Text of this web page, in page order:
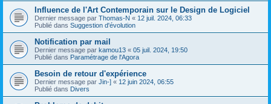
Influence de l'Art Contemporain sur le Design de Logiciel
Dernier message par Thomas-N « 12 juil. 2024, 06:33
Publié dans Suggestion d'évolution
Notification par mail
Dernier message par kamou13 « 05 juil. 2024, 19:50
Publié dans Paramétrage de l'Agora
Besoin de retour d'expérience
Dernier message par Jin-] « 12 juin 2024, 06:55
Publié dans Divers